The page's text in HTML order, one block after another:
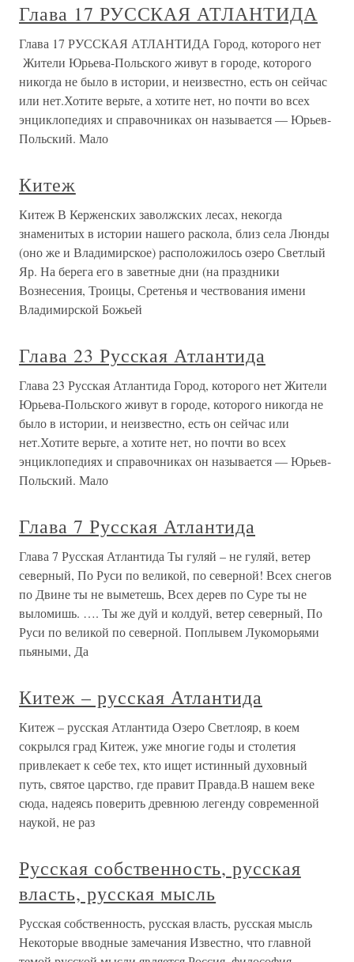
Глава 17 РУССКАЯ АТЛАНТИДА
Глава 17 РУССКАЯ АТЛАНТИДА Город, которого нет
Жители Юрьева-Польского живут в городе, которого
никогда не было в истории, и неизвестно, есть он сейчас
или нет.Хотите верьте, а хотите нет, но почти во всех
энциклопедиях и справочниках он называется — Юрьев-
Польский. Мало
Китеж
Китеж В Керженских заволжских лесах, некогда
знаменитых в истории нашего раскола, близ села Люнды
(оно же и Владимирское) расположилось озеро Светлый
Яр. На берега его в заветные дни (на праздники
Вознесения, Троицы, Сретенья и чествования имени
Владимирской Божьей
Глава 23 Русская Атлантида
Глава 23 Русская Атлантида Город, которого нет Жители
Юрьева-Польского живут в городе, которого никогда не
было в истории, и неизвестно, есть он сейчас или
нет.Хотите верьте, а хотите нет, но почти во всех
энциклопедиях и справочниках он называется — Юрьев-
Польский. Мало
Глава 7 Русская Атлантида
Глава 7 Русская Атлантида Ты гуляй – не гуляй, ветер
северный, По Руси по великой, по северной! Всех снегов
по Двине ты не выметешь, Всех дерев по Суре ты не
выломишь. …. Ты же дуй и колдуй, ветер северный, По
Руси по великой по северной. Поплывем Лукоморьями
пьяными, Да
Китеж – русская Атлантида
Китеж – русская Атлантида Озеро Светлояр, в коем
сокрылся град Китеж, уже многие годы и столетия
привлекает к себе тех, кто ищет истинный духовный
путь, святое царство, где правит Правда.В нашем веке
сюда, надеясь поверить древнюю легенду современной
наукой, не раз
Русская собственность, русская
власть, русская мысль
Русская собственность, русская власть, русская мысль
Некоторые вводные замечания Известно, что главной